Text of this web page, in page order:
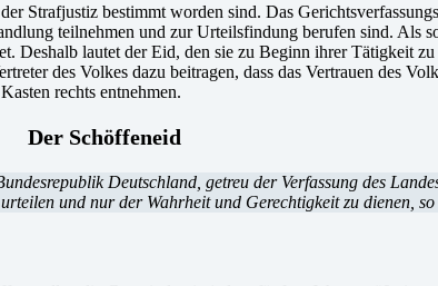
Strafjustiz bestimmt worden sind. Das
teilnehmen und zur Urteilsfindung berufen sind. Als
lautet der Eid, den sie zu Beginn ihrer Tätigkeit zu
des Volkes dazu beitragen, dass das Vertrauen des
rechts entnehmen.
Der Schöffeneid
Deutschland, getreu der Verfassung des
und nur der Wahrheit und Gerechtigkeit zu dienen,